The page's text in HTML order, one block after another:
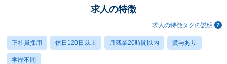
求人の特徴
求人の特徴タグの説明
正社員採用 休日120日以上 月残業20時間以内 賞与あり
学歴不問